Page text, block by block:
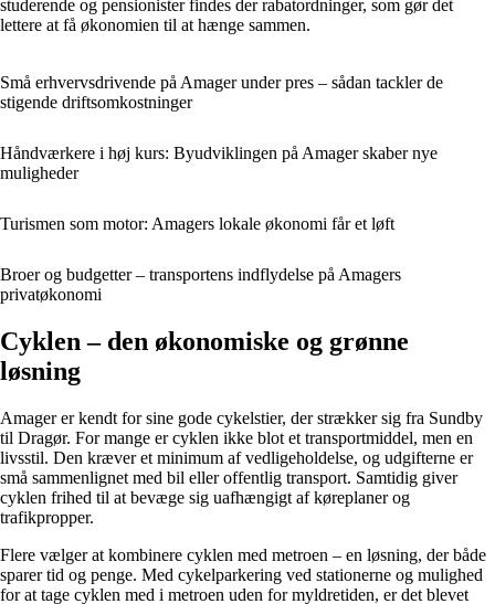
studerende og pensionister findes der rabatordninger, som gør det
lettere at få økonomien til at hænge sammen.
Små erhvervsdrivende på Amager under pres – sådan tackler de
stigende driftsomkostninger
Håndværkere i høj kurs: Byudviklingen på Amager skaber nye
muligheder
Turismen som motor: Amagers lokale økonomi får et løft
Broer og budgetter – transportens indflydelse på Amagers
privatøkonomi
Cyklen – den økonomiske og grønne
løsning
Amager er kendt for sine gode cykelstier, der strækker sig fra Sundby
til Dragør. For mange er cyklen ikke blot et transportmiddel, men en
livsstil. Den kræver et minimum af vedligeholdelse, og udgifterne er
små sammenlignet med bil eller offentlig transport. Samtidig giver
cyklen frihed til at bevæge sig uafhængigt af køreplaner og
trafikpropper.
Flere vælger at kombinere cyklen med metroen – en løsning, der både
sparer tid og penge. Med cykelparkering ved stationerne og mulighed
for at tage cyklen med i metroen uden for myldretiden, er det blevet